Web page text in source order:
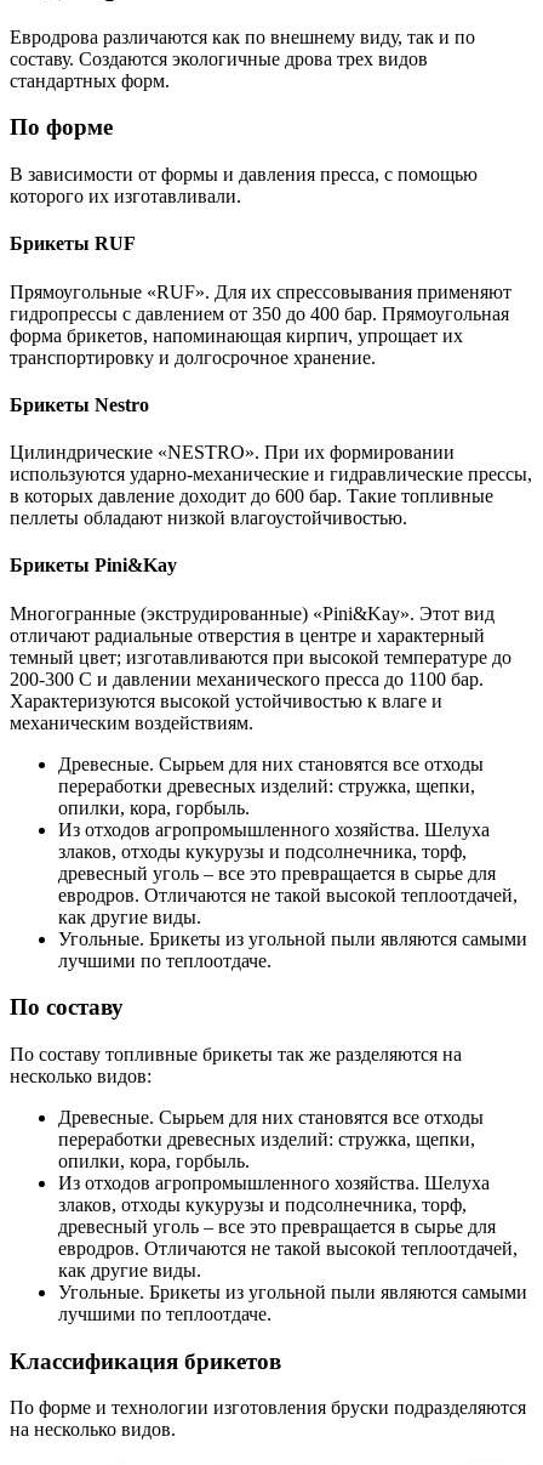
Евродрова различаются как по внешнему виду, так и по
составу. Создаются экологичные дрова трех видов
стандартных форм.
По форме
В зависимости от формы и давления пресса, с помощью
которого их изготавливали.
Брикеты RUF
Прямоугольные «RUF». Для их спрессовывания применяют
гидропрессы с давлением от 350 до 400 бар. Прямоугольная
форма брикетов, напоминающая кирпич, упрощает их
транспортировку и долгосрочное хранение.
Брикеты Nestro
Цилиндрические «NESTRO». При их формировании
используются ударно-механические и гидравлические прессы,
в которых давление доходит до 600 бар. Такие топливные
пеллеты обладают низкой влагоустойчивостью.
Брикеты Pini&Kay
Многогранные (экструдированные) «Pini&Kay». Этот вид
отличают радиальные отверстия в центре и характерный
темный цвет; изготавливаются при высокой температуре до
200-300 С и давлении механического пресса до 1100 бар.
Характеризуются высокой устойчивостью к влаге и
механическим воздействиям.
Древесные. Сырьем для них становятся все отходы
переработки древесных изделий: стружка, щепки,
опилки, кора, горбыль.
Из отходов агропромышленного хозяйства. Шелуха
злаков, отходы кукурузы и подсолнечника, торф,
древесный уголь – все это превращается в сырье для
евродров. Отличаются не такой высокой теплоотдачей,
как другие виды.
Угольные. Брикеты из угольной пыли являются самыми
лучшими по теплоотдаче.
По составу
По составу топливные брикеты так же разделяются на
несколько видов:
Древесные. Сырьем для них становятся все отходы
переработки древесных изделий: стружка, щепки,
опилки, кора, горбыль.
Из отходов агропромышленного хозяйства. Шелуха
злаков, отходы кукурузы и подсолнечника, торф,
древесный уголь – все это превращается в сырье для
евродров. Отличаются не такой высокой теплоотдачей,
как другие виды.
Угольные. Брикеты из угольной пыли являются самыми
лучшими по теплоотдаче.
Классификация брикетов
По форме и технологии изготовления бруски подразделяются
на несколько видов.